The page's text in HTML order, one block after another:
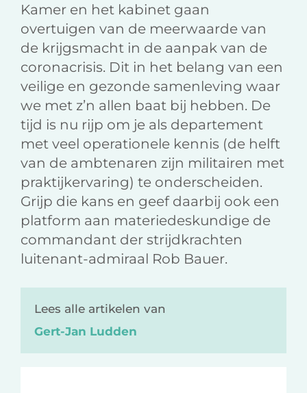
Kamer en het kabinet gaan
overtuigen van de meerwaarde van
de krijgsmacht in de aanpak van de
coronacrisis. Dit in het belang van een
veilige en gezonde samenleving waar
we met z’n allen baat bij hebben. De
tijd is nu rijp om je als departement
met veel operationele kennis (de helft
van de ambtenaren zijn militairen met
praktijkervaring) te onderscheiden.
Grijp die kans en geef daarbij ook een
platform aan materiedeskundige de
commandant der strijdkrachten
luitenant-admiraal Rob Bauer.
Lees alle artikelen van
Gert-Jan Ludden